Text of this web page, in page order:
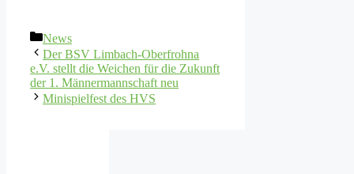
Kategorien
News
Der BSV Limbach-Oberfrohna
e.V. stellt die Weichen für die Zukunft
der 1. Männermannschaft neu
Minispielfest des HVS